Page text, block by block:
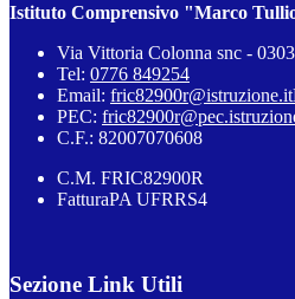
Istituto Comprensivo "Marco
Via Vittoria Colonna snc -
Tel: 0776 849254
Email: fric82900r@istruzione.it
PEC:
C.F.: 82007070608
C.M. FRIC82900R
FatturaPA UFRRS4
Sezione Link Utili